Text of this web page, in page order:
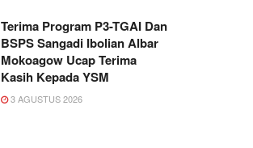
Terima Program P3-TGAI Dan
BSPS Sangadi Ibolian Albar
Mokoagow Ucap Terima
Kasih Kepada YSM
3 AGUSTUS 2026